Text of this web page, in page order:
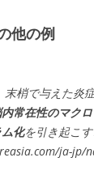
他の例
末梢で与えた炎
常在性のマク
化を引き起こす
ja-jp/